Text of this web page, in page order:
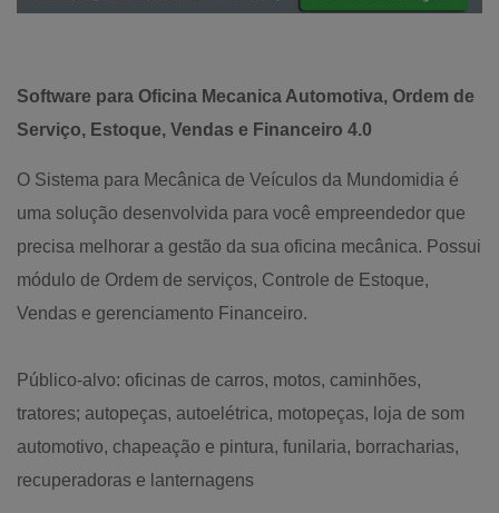
Software para Oficina Mecanica Automotiva, Ordem de
Serviço, Estoque, Vendas e Financeiro 4.0
O Sistema para Mecânica de Veículos da Mundomidia é
uma solução desenvolvida para você empreendedor que
precisa melhorar a gestão da sua oficina mecânica. Possui
módulo de Ordem de serviços, Controle de Estoque,
Vendas e gerenciamento Financeiro.
Público-alvo: oficinas de carros, motos, caminhões,
tratores; autopeças, autoelétrica, motopeças, loja de som
automotivo, chapeação e pintura, funilaria, borracharias,
recuperadoras e lanternagens